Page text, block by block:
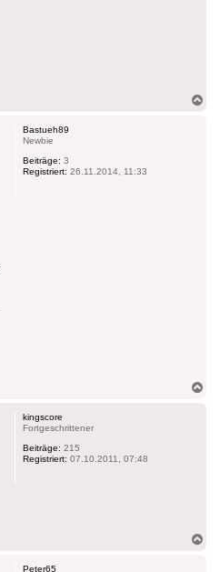
Bastueh89
Newbie
Beiträge: 3
Registriert: 26.11.2014, 11:33
kingscore
Fortgeschrittener
Beiträge: 215
Registriert: 07.10.2011, 07:48
Peter65